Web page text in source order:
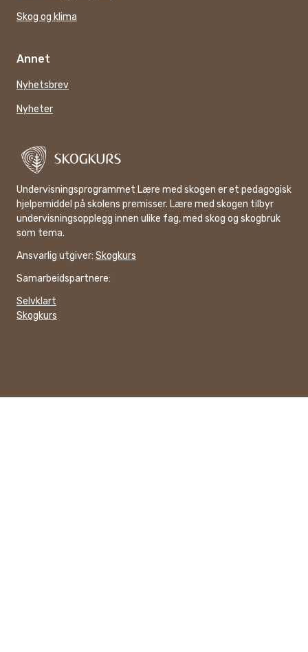
Skog og klima
Annet
Nyhetsbrev
Nyheter
Undervisningsprogrammet Lære med skogen er et pedagogisk
hjelpemiddel på skolens premisser. Lære med skogen tilbyr
undervisningsopplegg innen ulike fag, med skog og skogbruk
som tema.
Ansvarlig utgiver: Skogkurs
Samarbeidspartnere:
Selvklart
Skogkurs